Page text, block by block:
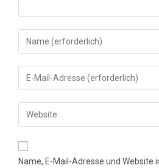
Gib
deinen
Namen
oder
zum
Kommentieren
ein
Gib
deine
E-
Mail-
zum
Kommentieren
Gib
deine
Website-
Name, E-Mail-Adresse und Website